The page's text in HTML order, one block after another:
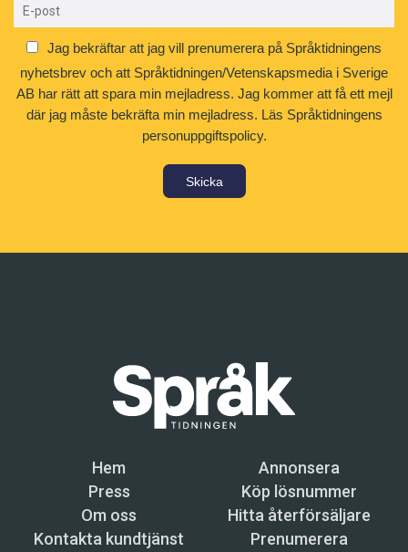
Jag bekräftar att jag vill prenumerera på Språktidningens
nyhetsbrev och att Språktidningen/Vetenskapsmedia i Sverige
AB har rätt att spara min mejladress. Jag kommer att få ett mejl
där jag måste bekräfta min mejladress. Läs Språktidningens
personuppgiftspolicy.
Skicka
Hem
Annonsera
Press
Köp lösnummer
Om oss
Hitta återförsäljare
Kontakta kundtjänst
Prenumerera